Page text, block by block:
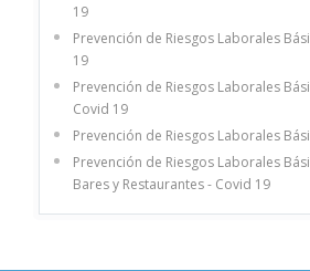
19
Prevención de Riesgos Laborales
19
Prevención de Riesgos Laborales
Covid 19
Prevención de Riesgos Laborales
Prevención de Riesgos Laborales
Bares y Restaurantes - Covid 19